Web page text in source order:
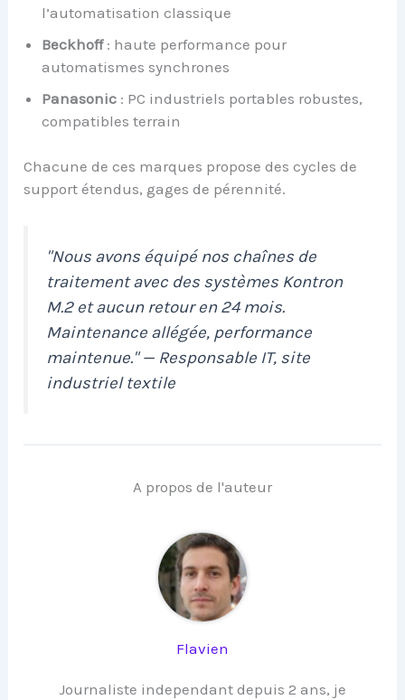
l’automatisation classique
Beckhoff: haute performance pour
automatismes synchrones
Panasonic : PC industriels portables robustes,
compatibles terrain
Chacune de ces marques propose des cycles de
support étendus, gages de pérennité.
"Nous avons équipé nos chaînes de
traitement avec des systèmes Kontron
M.2 et aucun retour en 24 mois.
Maintenance allégée, performance
maintenue." — Responsable IT, site
industriel textile
A propos de l'auteur
Flavien
Journaliste independant depuis 2 ans, je